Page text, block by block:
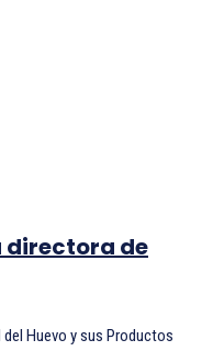
directora de
Huevo y sus Productos